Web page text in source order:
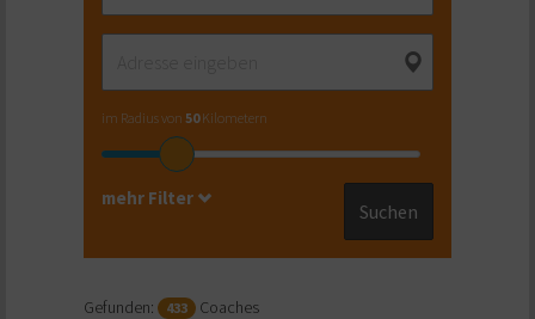
im Radius von 50Kilometern
Suchen
mehr Filter
Gefunden: 433 Coaches